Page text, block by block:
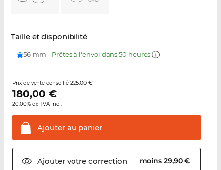
Taille et disponibilité
56 mm Prêtes à l'envoi dans 50 heures
Prix de vente conseillé 225,00 €
180,00 €
20.00% de TVA incl.
Ajouter au panier
Ajouter votrecorrection moins 29,90 €